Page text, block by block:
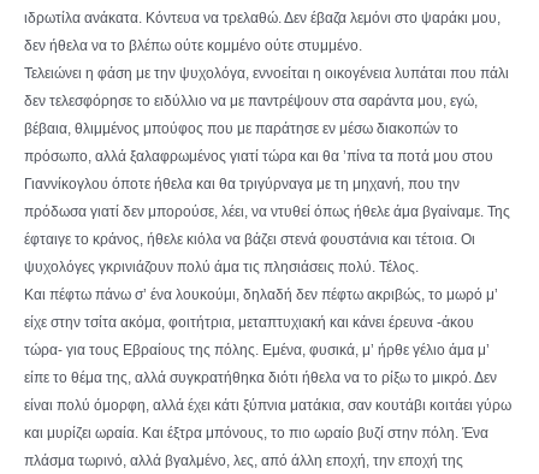
ιδρωτίλα ανάκατα. Κόντευα να τρελαθώ. Δεν έβαζα λεμόνι στο ψαράκι μου,
δεν ήθελα να το βλέπω ούτε κομμένο ούτε στυμμένο.
Τελειώνει η φάση με την ψυχολόγα, εννοείται η οικογένεια λυπάται που πάλι
δεν τελεσφόρησε το ειδύλλιο να με παντρέψουν στα σαράντα μου, εγώ,
βέβαια, θλιμμένος μπούφος που με παράτησε εν μέσω διακοπών το
πρόσωπο, αλλά ξαλαφρωμένος γιατί τώρα και θα ’πίνα τα ποτά μου στου
Γιαννίκογλου όποτε ήθελα και θα τριγύρναγα με τη μηχανή, που την
πρόδωσα γιατί δεν μπορούσε, λέει, να ντυθεί όπως ήθελε άμα βγαίναμε. Της
έφταιγε το κράνος, ήθελε κιόλα να βάζει στενά φουστάνια και τέτοια. Οι
ψυχολόγες γκρινιάζουν πολύ άμα τις πλησιάσεις πολύ. Τέλος.
Και πέφτω πάνω σ’ ένα λουκούμι, δηλαδή δεν πέφτω ακριβώς, το μωρό μ’
είχε στην τσίτα ακόμα, φοιτήτρια, μεταπτυχιακή και κάνει έρευνα -άκου
τώρα- για τους Εβραίους της πόλης. Εμένα, φυσικά, μ’ ήρθε γέλιο άμα μ’
είπε το θέμα της, αλλά συγκρατήθηκα διότι ήθελα να το ρίξω το μικρό. Δεν
είναι πολύ όμορφη, αλλά έχει κάτι ξύπνια ματάκια, σαν κουτάβι κοιτάει γύρω
και μυρίζει ωραία. Και έξτρα μπόνους, το πιο ωραίο βυζί στην πόλη. Ένα
πλάσμα τωρινό, αλλά βγαλμένο, λες, από άλλη εποχή, την εποχή της